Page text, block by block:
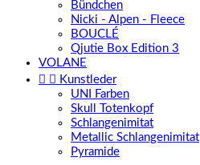
Bündchen
Nicki - Alpen - Fleece
BOUCLÉ
Qjutie Box Edition 3
VOLANE
  Kunstleder
UNI Farben
Skull Totenkopf
Schlangenimitat
Metallic Schlangenimitat
Pyramide